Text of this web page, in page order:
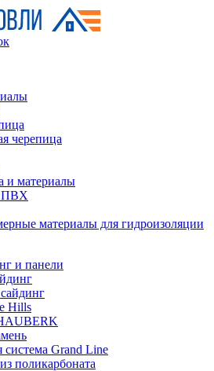
черепица
и материалы
ПВХ
материалы для гидроизоляции
и панели
Hills
система Grand Line
поликарбоната